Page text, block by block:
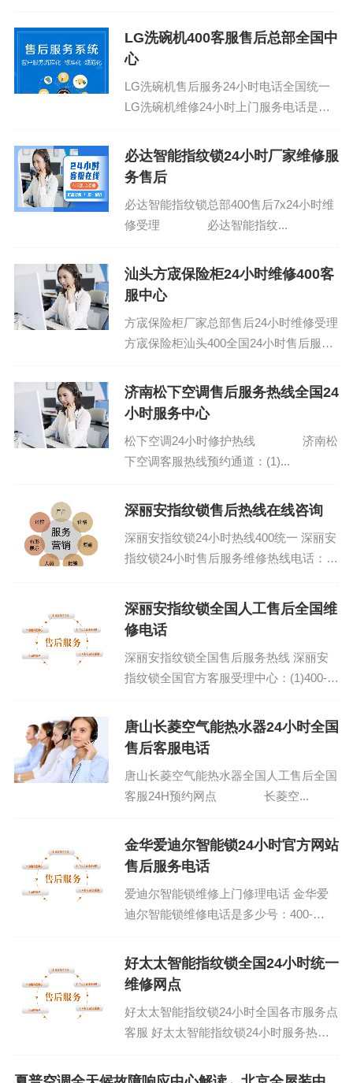
LG洗碗机400客服售后总部全国中
心
LG洗碗机售后服务24小时电话全国统一
LG洗碗机维修24小时上门服务电话是多
400...
必达智能指纹锁24小时厂家维修服
务售后
必达智能指纹锁总部400售后7x24小时维
修受理 必达智能指纹...
汕头方宬保险柜24小时维修400客
服中心
方宬保险柜厂家总部售后24小时维修受理
方宬保险柜汕头400全国24小时售后服务
（2）400-1865-...
济南松下空调售后服务热线全国24
小时服务中心
松下空调24小时修护热线 济南松
下空调客服热线预约通道：(1)...
深丽安指纹锁售后热线在线咨询
深丽安指纹锁24小时热线400统一 深丽安
指纹锁24小时售后服务维修热线电话：
部...
深丽安指纹锁全国人工售后全国维
修电话
深丽安指纹锁全国售后服务热线 深丽安
指纹锁全国官方客服受理中心：(1)400-
909（点击咨询）...
唐山长菱空气能热水器24小时全国
售后客服电话
唐山长菱空气能热水器全国人工售后全国
客服24H预约网点 长菱空...
金华爱迪尔智能锁24小时官方网站
售后服务电话
爱迪尔智能锁维修上门修理电话 金华爱
迪尔智能锁维修电话是多少号：400-
尔智能锁4...
好太太智能指纹锁全国24小时统一
维修网点
好太太智能指纹锁24小时全国各市服务点
客服 好太太智能指纹锁24小时服务热线
提示：即可拨打）...